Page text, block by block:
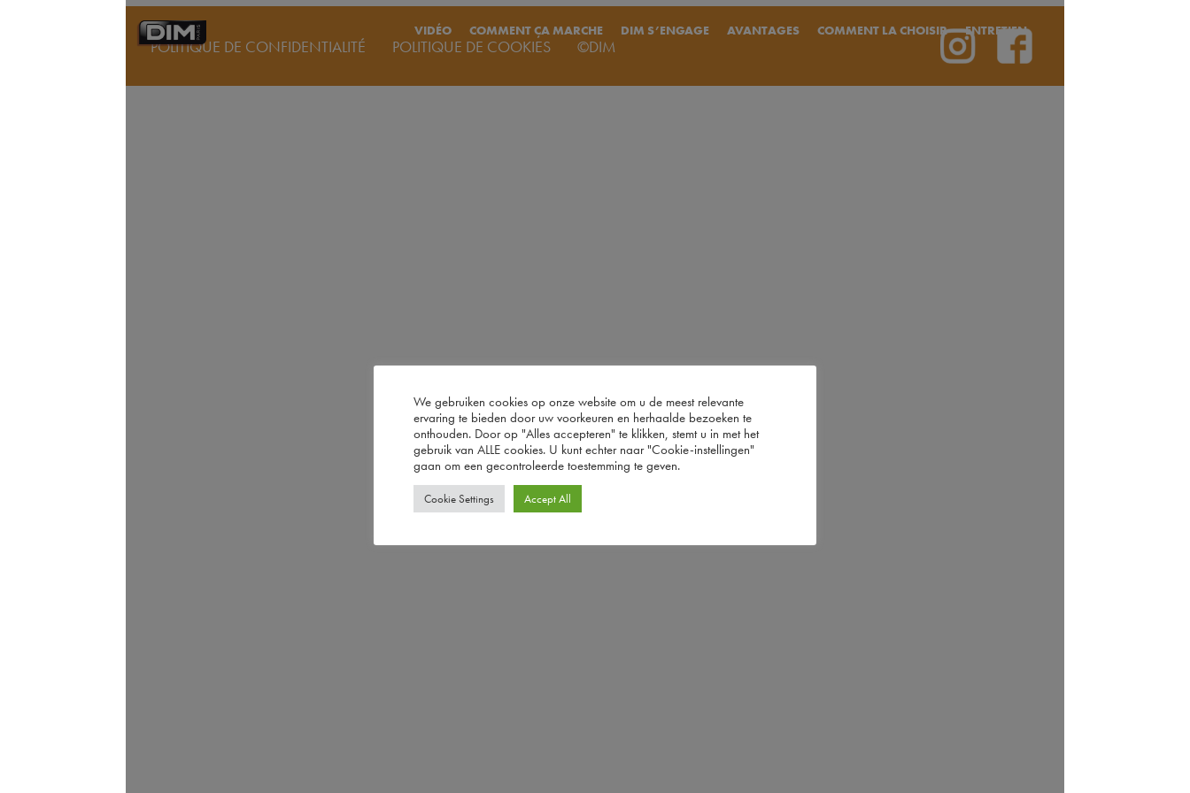
VIDÉO COMMENT ÇA MARCHE DIM S’ENGAGE AVANTAGES COMMENT LA CHOISIR ENTRETIEN
POLITIQUE DE CONFIDENTIALITÉ POLITIQUE DE COOKIES ©DIM
We gebruiken cookies op onze website om u de meest relevante
ervaring te bieden door uw voorkeuren en herhaalde bezoeken te
onthouden. Door op "Alles accepteren" te klikken, stemt u in met het
gebruik van ALLE cookies. U kunt echter naar "Cookie-instellingen"
gaan om een ​​gecontroleerde toestemming te geven.
Cookie Settings Accept All